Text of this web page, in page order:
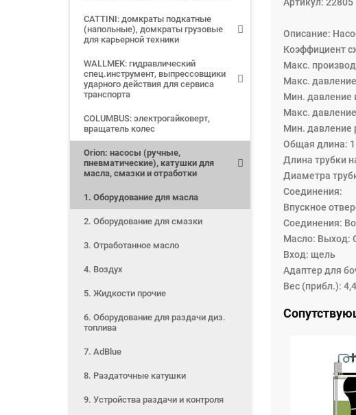
CATTINI: домкраты подкатные
(напольные), домкраты грузовые
для карьерной техники
WALLMEK: гидравлический
спец.инструмент, выпрессовщики
ударного действия для сервиса
транспорта
COLUMBUS: электрогайковерт,
вращатель колес
Orion: насосы (ручные,
пневматические), катушки для
масла, смазки и отработки
1. Оборудование для масла
2. Оборудование для смазки
3. Отработанное масло
4. Воздух
5. Жидкости прочие
6. Оборудование для раздачи диз.
топлива
7. AdBlue
8. Раздаточные катушки
9. Устройства раздачи и контроля
Описание:
Коэффициент
Maкс.
Maкс.
Mин. давление
Maкс.
Мин. давление
Общая длина:
Длина трубки
Диаметра
Соединения:
Впускное
Соединения:
Масло: Выход:
Вход: щель
Адаптер для
Вес (прибл.):